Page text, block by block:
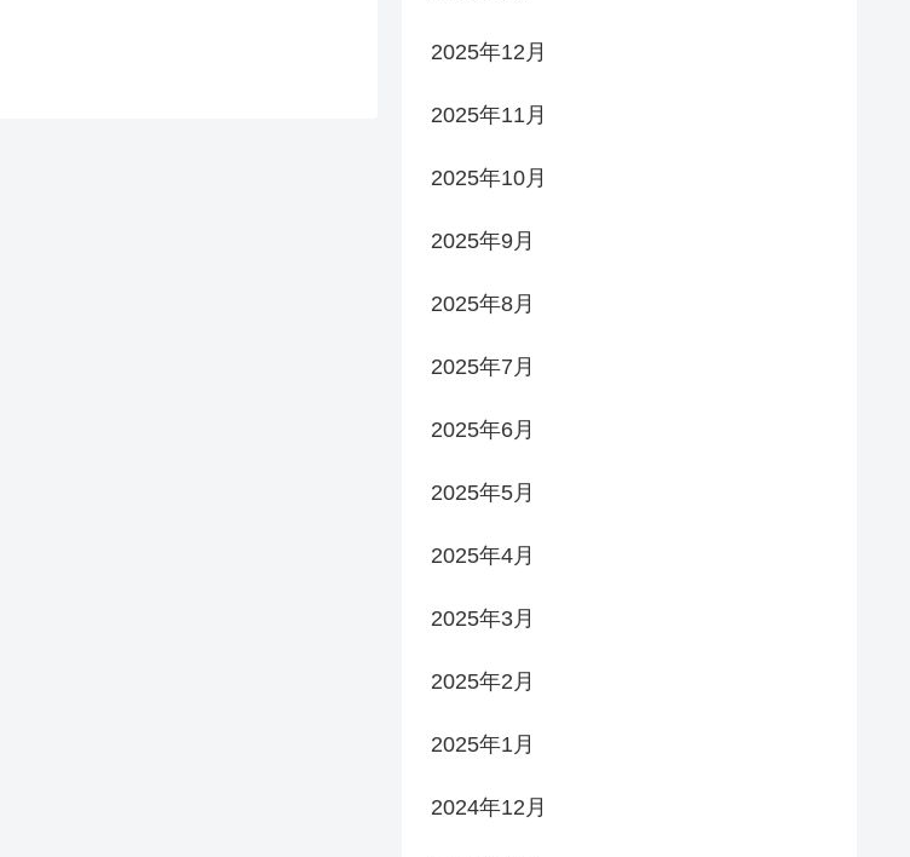
2025年12月
2025年11月
2025年10月
2025年9月
2025年8月
2025年7月
2025年6月
2025年5月
2025年4月
2025年3月
2025年2月
2025年1月
2024年12月